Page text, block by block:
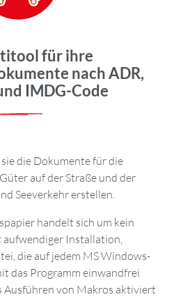
für ihre
nach ADR,
IMDG-Code
die Dokumente für die
auf der Straße und der
Seeverkehr erstellen.
handelt sich um kein
aufwendiger Installation,
die auf jedem MS Windows-
das Programm einwandfrei
Ausführen von Makros aktiviert